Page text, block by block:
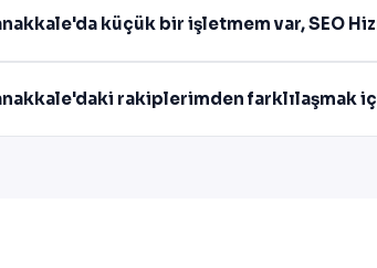
küçük bir işletmem var, SEO
rakiplerimden farklılaşmak